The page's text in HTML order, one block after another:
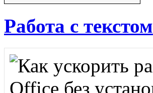
Работа с текстом